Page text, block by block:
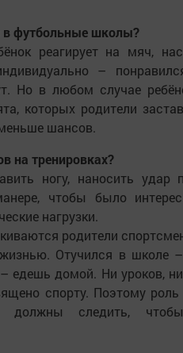
в футбольные школы?
реагирует на мяч,
–
Но в любом случае
которых родители
шансов.
на тренировках?
ногу, наносить
чтобы было
нагрузки.
родители
жизнью. Отучился в школе
едешь домой. Ни уроков,
спорту. Поэтому роль
должны следить,